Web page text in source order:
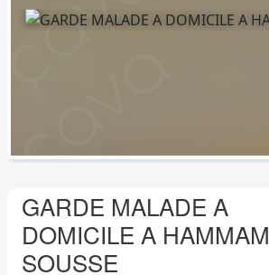
GARDE MALADE A
DOMICILE A HAMMAM
SOUSSE